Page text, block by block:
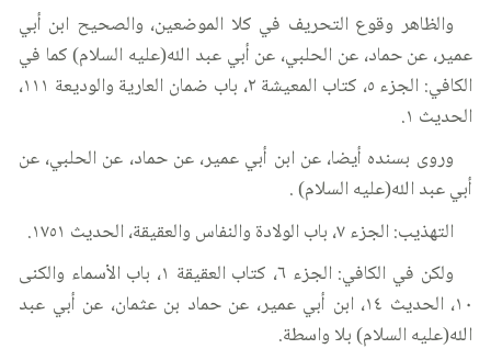
والظاهر وقوع التحريف في كلا الموضعين، والصحيح ابن أبي
عمير، عن حماد، عن الحلبي، عن أبي عبد الله(عليه السلام) كما في
الكافي: الجزء ٥، كتاب المعيشة ٢، باب ضمان العارية والوديعة ١١١،
الحديث ١.
وروى بسنده أيضا، عن ابن أبي عمير، عن حماد، عن الحلبي، عن
أبي عبد الله(عليه السلام) .
التهذيب: الجزء ٧، باب الولادة والنفاس والعقيقة، الحديث ١٧٥١.
ولكن في الكافي: الجزء ٦، كتاب العقيقة ١، باب الأسماء والكنى
١٠، الحديث ١٤، ابن أبي عمير، عن حماد بن عثمان، عن أبي عبد
الله(عليه السلام) بلا واسطة.